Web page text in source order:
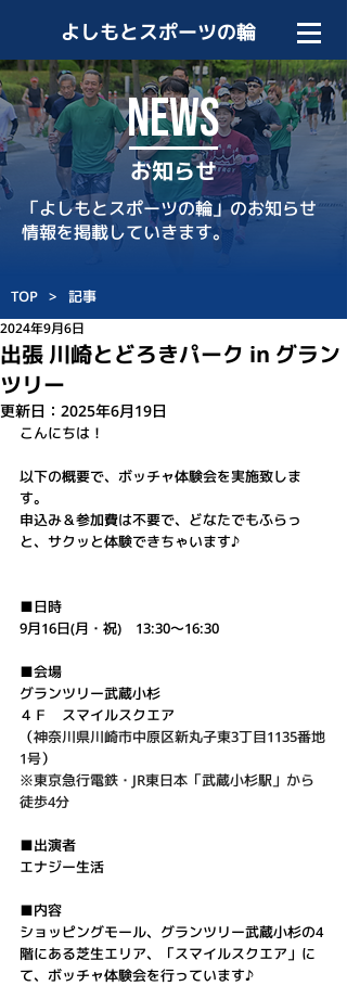
よしもとスポーツの輪
NEWS
お知らせ
「よしもとスポーツの輪」のお知らせ
情報を掲載していきます。
TOP > 記事
出張 川崎とどろきパーク in グラン
ツリー
2024年9月6日
更新日： 2025年6月19日
こんにちは！
以下の概要で、ボッチャ体験会を実施致しま
す。
申込み＆参加費は不要で、どなたでもふらっ
と、サクッと体験できちゃいます♪
■日時
9月16日(月・祝)　13:30～16:30
■会場
グランツリー武蔵小杉
４Ｆ　スマイルスクエア
（神奈川県川崎市中原区新丸子東3丁目1135番地
1号）
※東京急行電鉄・JR東日本「武蔵小杉駅」から
徒歩4分
■出演者
エナジー生活
■内容
ショッピングモール、グランツリー武蔵小杉の4
階にある芝生エリア、「スマイルスクエア」に
て、ボッチャ体験会を行っています♪